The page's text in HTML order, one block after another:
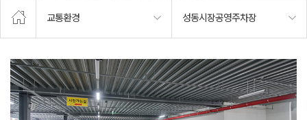
교통환경 성동시장공영주차장